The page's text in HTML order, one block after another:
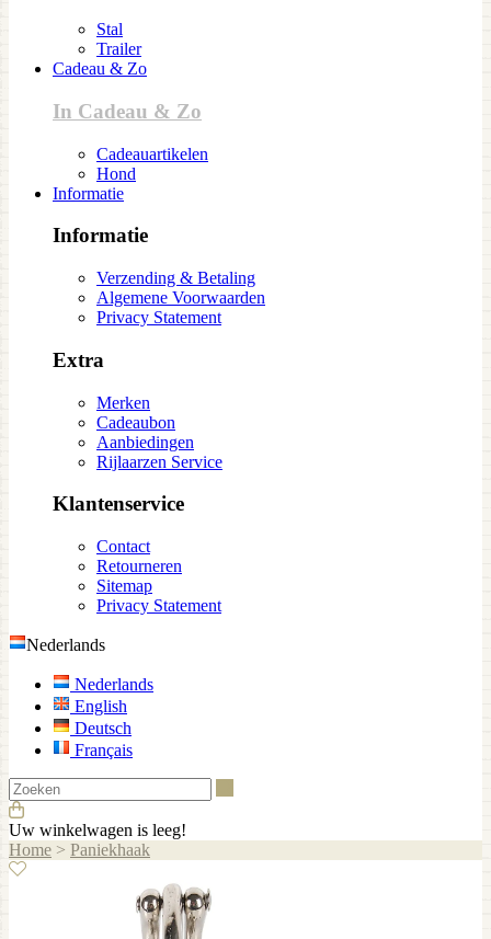
Stal
Trailer
Cadeau & Zo
In Cadeau & Zo
Cadeauartikelen
Hond
Informatie
Informatie
Verzending & Betaling
Algemene Voorwaarden
Privacy Statement
Extra
Merken
Cadeaubon
Aanbiedingen
Rijlaarzen Service
Klantenservice
Contact
Retourneren
Sitemap
Privacy Statement
Nederlands
Nederlands
English
Deutsch
Français
Uw winkelwagen is leeg!
Home > Paniekhaak